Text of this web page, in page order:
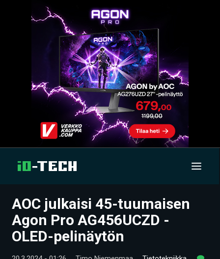
UUTISET
ARTIKKELIT
VIDEOT
AOC julkaisi 45-tuumaisen
Agon Pro AG456UCZD -
OLED-pelinäytön